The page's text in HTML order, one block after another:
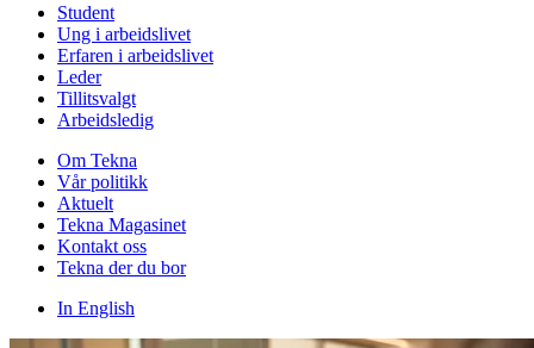
Student
Ung i arbeidslivet
Erfaren i arbeidslivet
Leder
Tillitsvalgt
Arbeidsledig
Om Tekna
Vår politikk
Aktuelt
Tekna Magasinet
Kontakt oss
Tekna der du bor
In English